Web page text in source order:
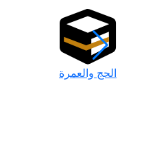
الحج والعمرة